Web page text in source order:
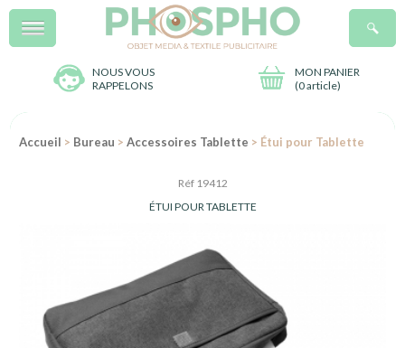
NOUS VOUS
RAPPELONS
MON PANIER
(0 article)
Menu
Accueil > Bureau >Accessoires Tablette > Étui pour Tablette
Réf 19412
ÉTUI POUR TABLETTE